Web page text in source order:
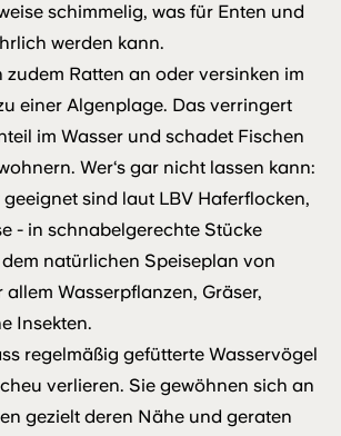
schimmelig, was für Enten und
werden kann.
zudem Ratten an oder versinken im
einer Algenplage. Das verringert
im Wasser und schadet Fischen
Wer‘s gar nicht lassen kann:
geeignet sind laut LBV Haferflocken,
- in schnabelgerechte Stücke
natürlichen Speiseplan von
allem Wasserpflanzen, Gräser,
Insekten.
regelmäßig gefütterte Wasservögel
verlieren. Sie gewöhnen sich an
gezielt deren Nähe und geraten